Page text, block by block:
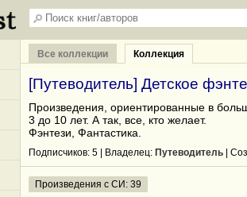
Все коллекции Коллекция
[Путеводитель] Детское
Произведения, ориентированные в
3 до 10 лет. А так, все, кто желает.
Фэнтези, Фантастика.
Подписчиков: 5 | Владелец: Путеводитель |
Произведения с СИ: 39